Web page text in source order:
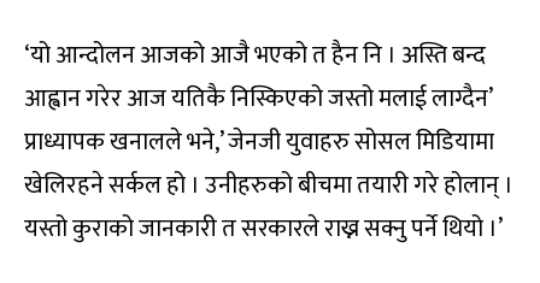
‘यो आन्दोलन आजको आजै भएको त हैन नि । अस्ति बन्द
आह्वान गरेर आज यतिकै निस्किएको जस्तो मलाई लाग्दैन’
प्राध्यापक खनालले भने,’ जेनजी युवाहरु सोसल मिडियामा
खेलिरहने सर्कल हो । उनीहरुको बीचमा तयारी गरे होलान् ।
यस्तो कुराको जानकारी त सरकारले राख्न सक्नु पर्ने थियो ।’